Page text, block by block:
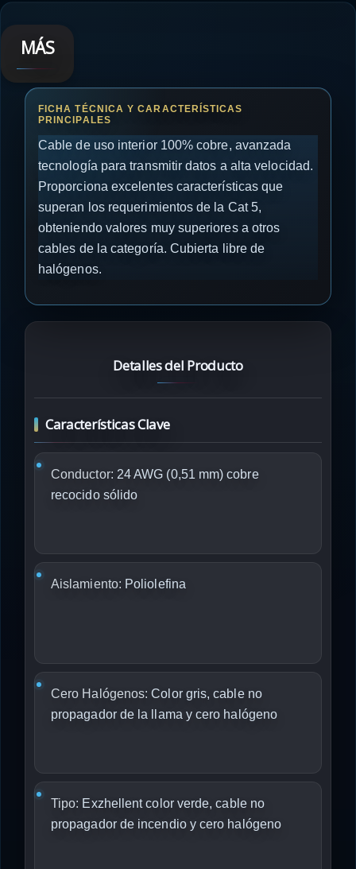
MÁS
Cable de uso interior 100% cobre, avanzada
tecnología para transmitir datos a alta velocidad.
Proporciona excelentes características que
superan los requerimientos de la Cat 5,
obteniendo valores muy superiores a otros
cables de la categoría. Cubierta libre de
halógenos.
Detalles del Producto
Características Clave
Conductor: 24 AWG (0,51 mm) cobre
recocido sólido
Aislamiento: Poliolefina
Cero Halógenos: Color gris, cable no
propagador de la llama y cero halógeno
Tipo: Exzhellent color verde, cable no
propagador de incendio y cero halógeno